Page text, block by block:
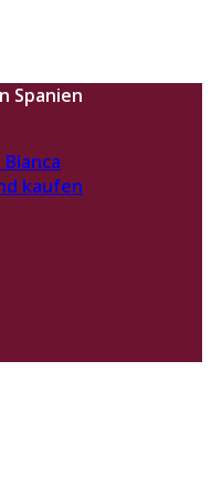
Spanien
kaufen